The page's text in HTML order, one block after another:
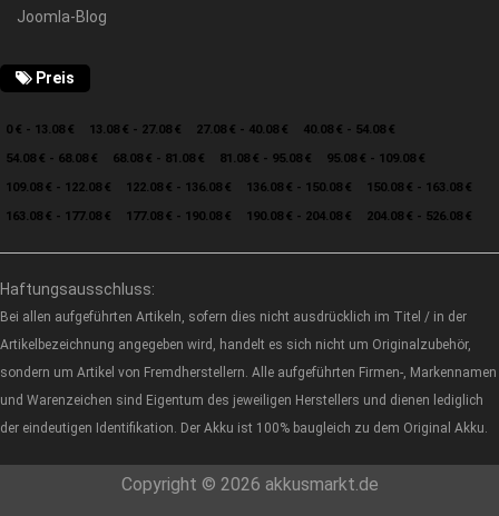
Joomla-Blog
Preis
0 € - 13.08 € 13.08 € - 27.08 € 27.08 € - 40.08 €
40.08 € - 54.08 €
54.08 € - 68.08 €
68.08 € - 81.08 € 81.08 € - 95.08 €
95.08 € - 109.08 €
109.08 € - 122.08 €
122.08 € - 136.08 € 136.08 € - 150.08 €
150.08 € - 163.08 €
163.08 € - 177.08 €
177.08 € - 190.08 € 190.08 € - 204.08 € 204.08 € - 526.08 €
Haftungsausschluss:
Bei allen aufgeführten Artikeln, sofern dies nicht ausdrücklich im Titel / in der
Artikelbezeichnung angegeben wird, handelt es sich nicht um Originalzubehör,
sondern um Artikel von Fremdherstellern. Alle aufgeführten Firmen-, Markennamen
und Warenzeichen sind Eigentum des jeweiligen Herstellers und dienen lediglich
der eindeutigen Identifikation. Der Akku ist 100% baugleich zu dem Original Akku.
Copyright © 2026 akkusmarkt.de